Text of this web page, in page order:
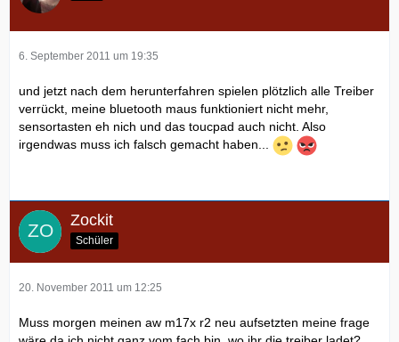
6. September 2011 um 19:35
und jetzt nach dem herunterfahren spielen plötzlich alle Treiber
verrückt, meine bluetooth maus funktioniert nicht mehr,
sensortasten eh nich und das toucpad auch nicht. Also
irgendwas muss ich falsch gemacht haben...
Zockit
Schüler
20. November 2011 um 12:25
Muss morgen meinen aw m17x r2 neu aufsetzten meine frage